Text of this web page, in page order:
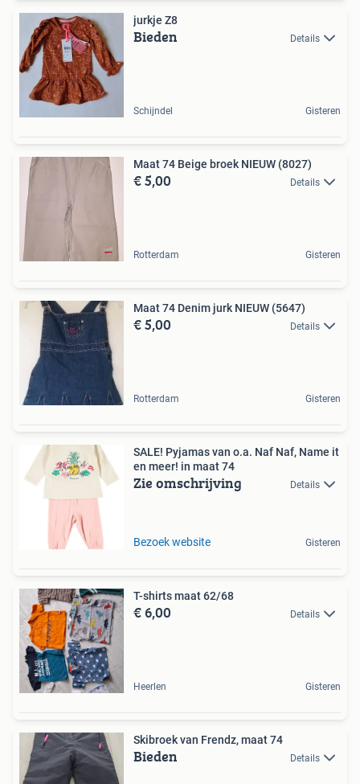
jurkje Z8
Bieden Details
Schijndel Gisteren
Maat 74 Beige broek NIEUW (8027)
€ 5,00 Details
Rotterdam Gisteren
Maat 74 Denim jurk NIEUW (5647)
€ 5,00 Details
Rotterdam Gisteren
SALE! Pyjamas van o.a. Naf Naf, Name it
en meer! in maat 74
Zie omschrijving Details
Bezoek website Gisteren
T-shirts maat 62/68
€ 6,00 Details
Heerlen Gisteren
Skibroek van Frendz, maat 74
Bieden Details